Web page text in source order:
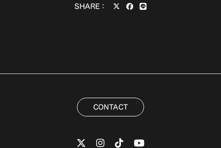
SHARE：
CONTACT